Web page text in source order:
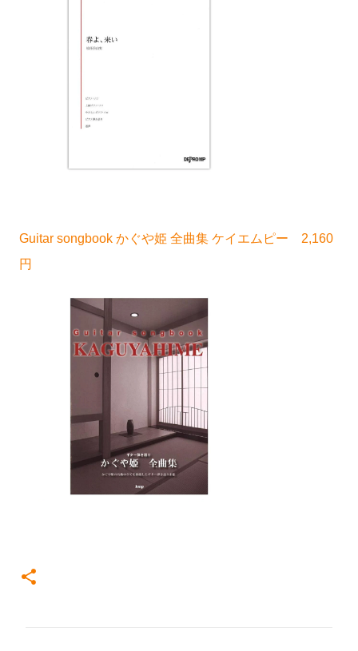
Guitar songbook かぐや姫 全曲集 ケイエムピー 2,160
円